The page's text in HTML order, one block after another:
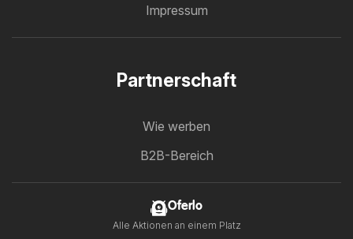
Impressum
Partnerschaft
Wie werben
B2B-Bereich
Oferlo
Alle Aktionen an einem Platz